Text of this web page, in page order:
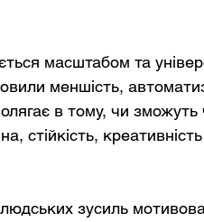
масштабом та
меншість,
в тому, чи зможуть
стійкість,
зусиль